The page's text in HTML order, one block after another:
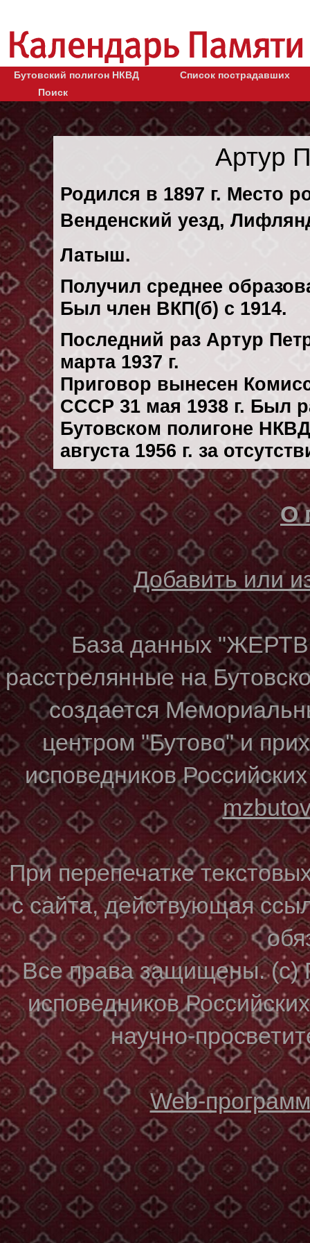
Бутовский полигон НКВД
Список пострадавших
Поиск
Артур
Родился в 1897 г. Место
Венденский уезд,
Латыш.
Получил среднее
Был член ВКП(б) с 1914.
Последний раз Артур
марта 1937 г.
Приговор вынесен
СССР 31 мая 1938 г. Был
Бутовском полигоне
августа 1956 г. за
О
Добавить или
База данных
расстрелянные на
создается
центром "Бутово" и
исповедников
При перепечатке
с сайта, действующая
Все права защищены. (с)
исповедников
научно-
Web-